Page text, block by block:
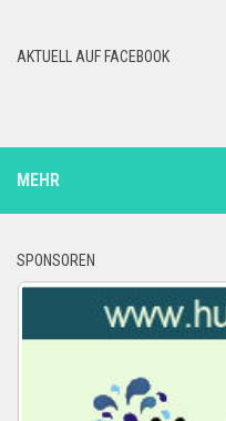
AKTUELL AUF FACEBOOK
MEHR
SPONSOREN